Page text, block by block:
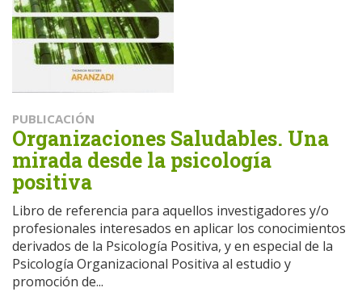
PUBLICACIÓN
Organizaciones Saludables. Una
mirada desde la psicología
positiva
Libro de referencia para aquellos investigadores y/o
profesionales interesados en aplicar los conocimientos
derivados de la Psicología Positiva, y en especial de la
Psicología Organizacional Positiva al estudio y
promoción de...